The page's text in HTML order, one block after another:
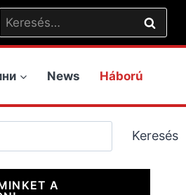
Keresés:
News Háború
Keresés
A